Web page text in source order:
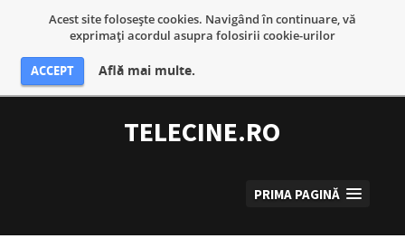
Acest site foloseşte cookies. Navigând în continuare, vă
exprimaţi acordul asupra folosirii cookie-urilor
ACCEPT Află mai multe.
conținut
TELECINE.RO
PRIMA PAGINĂ